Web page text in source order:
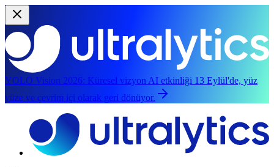
YOLO Vision 2026: Küresel vizyon AI etkinliği 13 Eylül'de, yüz
yüze ve çevrim içi olarak geri dönüyor.